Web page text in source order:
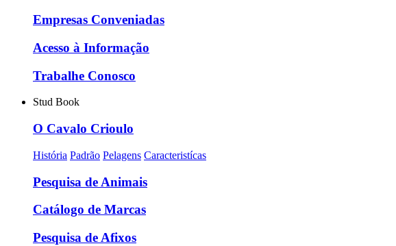
Empresas Conveniadas
Acesso à Informação
Trabalhe Conosco
Stud Book
O Cavalo Crioulo
História Padrão Pelagens Caracteristícas
Pesquisa de Animais
Catálogo de Marcas
Pesquisa de Afixos